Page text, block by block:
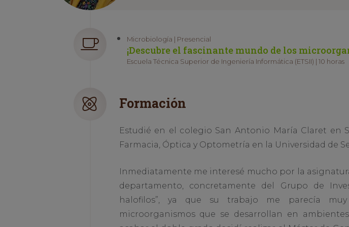
Microbiología | Presencial
¡Descubre el fascinante mundo de los
Escuela Técnica Superior de Ingeniería Informática (ETSII) | 10 horas
Formación
Estudié en el colegio San Antonio María Claret en
Farmacia, Óptica y Optometría en la Universidad de
Inmediatamente me interesé mucho por la
departamento, concretamente del Grupo de
halofilos”, ya que su trabajo me parecía
microorganismos que se desarrollan en